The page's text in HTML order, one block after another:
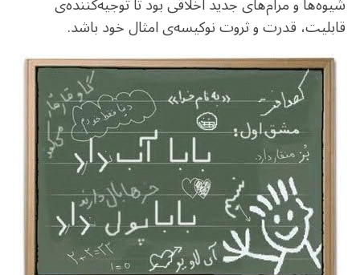
قابلیت، قدرت و ثروت نوکیسه‌ی امثال خود باشد.